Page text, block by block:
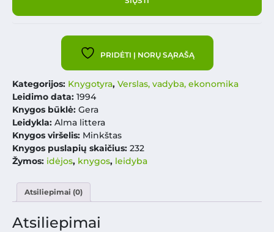
PRIDĖTI Į NORŲ SĄRAŠĄ
Kategorijos: Knygotyra, Verslas, vadyba, ekonomika
Leidimo data: 1994
Knygos būklė: Gera
Leidykla: Alma littera
Knygos viršelis: Minkštas
Knygos puslapių skaičius: 232
Žymos: idėjos, knygos, leidyba
Atsiliepimai (0)
Atsiliepimai